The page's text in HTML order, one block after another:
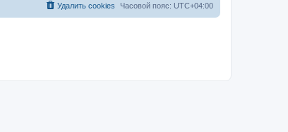
Часовой пояс: UTC+04:00
Удалить cookies